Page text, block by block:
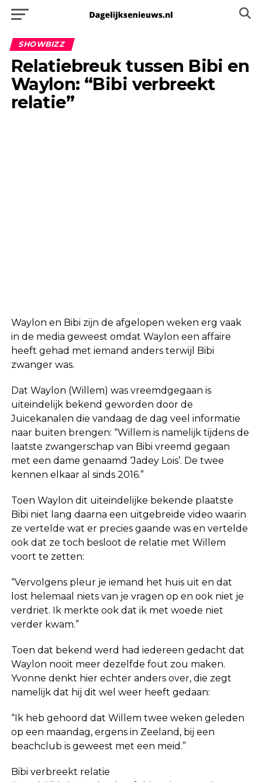
SHOWBIZZ
Relatiebreuk tussen Bibi en
Waylon: “Bibi verbreekt
relatie”
Waylon en Bibi zijn de afgelopen weken erg vaak
in de media geweest omdat Waylon een affaire
heeft gehad met iemand anders terwijl Bibi
zwanger was.
Dat Waylon (Willem) was vreemdgegaan is
uiteindelijk bekend geworden door de
Juicekanalen die vandaag de dag veel informatie
naar buiten brengen: “Willem is namelijk tijdens de
laatste zwangerschap van Bibi vreemd gegaan
met een dame genaamd ‘Jadey Lois’. De twee
kennen elkaar al sinds 2016.”
Toen Waylon dit uiteindelijke bekende plaatste
Bibi niet lang daarna een uitgebreide video waarin
ze vertelde wat er precies gaande was en vertelde
ook dat ze toch besloot de relatie met Willem
voort te zetten:
“Vervolgens pleur je iemand het huis uit en dat
lost helemaal niets van je vragen op en ook niet je
verdriet. Ik merkte ook dat ik met woede niet
verder kwam.”
Toen dat bekend werd had iedereen gedacht dat
Waylon nooit meer dezelfde fout zou maken.
Yvonne denkt hier echter anders over, die zegt
namelijk dat hij dit wel weer heeft gedaan:
“Ik heb gehoord dat Willem twee weken geleden
op een maandag, ergens in Zeeland, bij een
beachclub is geweest met een meid.”
Bibi verbreekt relatie